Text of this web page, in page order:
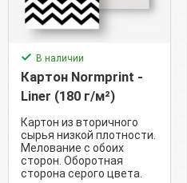
В наличии
Картон Normprint -
Liner (180 г/м²)
Картон из вторичного
сырья низкой плотности.
Мелование с обоих
сторон. Оборотная
сторона серого цвета.